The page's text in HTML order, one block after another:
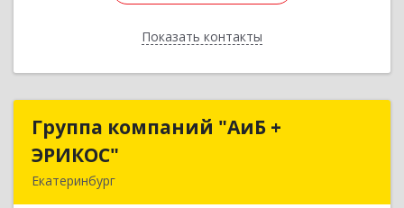
Показать контакты
Назад
Группа компаний "АиБ +
ЭРИКОС"
Екатеринбург
Группа компаний "АиБ +